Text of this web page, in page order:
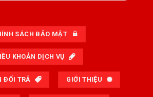
SÁCH BẢO MẬT
KHOẢN DỊCH VỤ
ĐỔI TRẢ GIỚI THIỆU